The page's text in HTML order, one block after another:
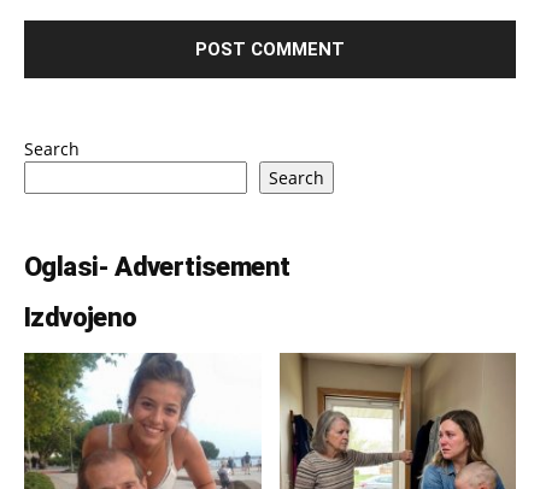
Search
Search
Oglasi- Advertisement
Izdvojeno